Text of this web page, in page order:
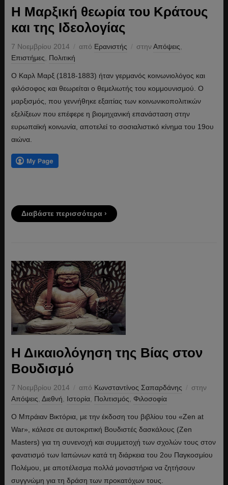
Η Μαρξική θεωρία του Κράτους
και της Ιδεολογίας
7 Νοεμβρίου 2014 από Ερανιστής στηνΑπόψεις
Επιστήμες
Πολιτική
Ο Καρλ Μαρξ (1818-1883) ήταν γερμανός κοινωνιολόγος και
φιλόσοφος και θεωρείται ο θεμελιωτής του κομμουνισμού. Ο
μαρξισμός, που γεννήθηκε εξαιτίας των κοινωνικοπολιτικών
εξελίξεων που επέφερε η βιομηχανική επανάσταση στην
ευρωπαϊκή κοινωνία, αποτελεί το σοσιαλιστικό κίνημα του 19ου
αιώνα.
Διαβάστε περισσότερα ›
Η Δικαιολόγηση της Βίας στον
Βουδισμό
7 Νοεμβρίου 2014 από Κωνσταντίνος Σαπαρδάνης
στην
Απόψεις Διεθνή Ιστορία, Πολιτισμός Φιλοσοφία
Ο Μπράιαν Βικτόρια, με την έκδοση του βιβλίου του «Zen at
War», κάλεσε σε αυτοκριτική Βουδιστές δασκάλους (Zen
Masters) για τη συνενοχή και συμμετοχή των σχολών τους στον
φανατισμό των Ιαπώνων κατά τη διάρκεια του 2ου Παγκοσμίου
Πολέμου, με αποτέλεσμα πολλά μοναστήρια να ζητήσουν
συγγνώμη για τη δράση των προκατόχων τους.